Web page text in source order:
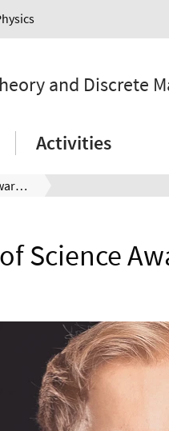
and Discrete
Activities
Frontiers of Science Award 2026 für Ben Heuer
Science